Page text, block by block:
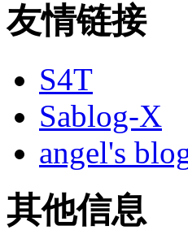
友情链接
S4T
Sablog-X
angel's
其他信息